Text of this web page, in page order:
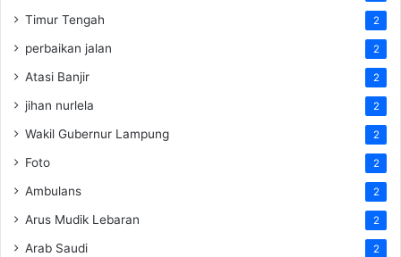
Timur Tengah 2
perbaikan jalan 2
Atasi Banjir 2
jihan nurlela 2
Wakil Gubernur Lampung 2
Foto 2
Ambulans 2
Arus Mudik Lebaran 2
Arab Saudi 2